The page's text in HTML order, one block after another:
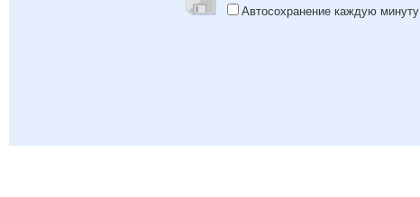
Автосохранение каждую минуту